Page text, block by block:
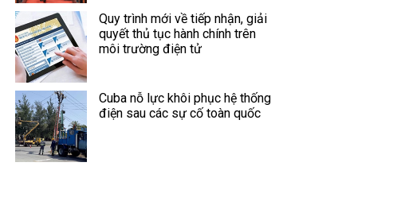
Quy trình mới về tiếp nhận, giải
quyết thủ tục hành chính trên
môi trường điện tử
Cuba nỗ lực khôi phục hệ thống
điện sau các sự cố toàn quốc